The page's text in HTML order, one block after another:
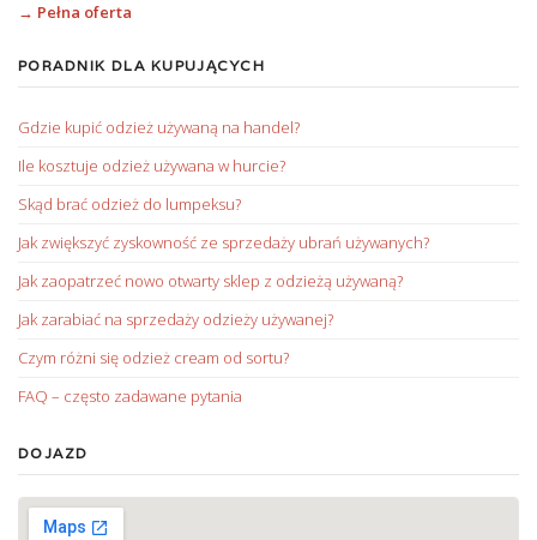
→ Pełna oferta
PORADNIK DLA KUPUJĄCYCH
Gdzie kupić odzież używaną na handel?
Ile kosztuje odzież używana w hurcie?
Skąd brać odzież do lumpeksu?
Jak zwiększyć zyskowność ze sprzedaży ubrań używanych?
Jak zaopatrzeć nowo otwarty sklep z odzieżą używaną?
Jak zarabiać na sprzedaży odzieży używanej?
Czym różni się odzież cream od sortu?
FAQ – często zadawane pytania
DOJAZD